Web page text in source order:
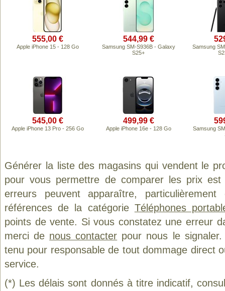
555,00 €
Apple iPhone 15 - 128 Go
544,99 €
Samsung SM-S936B - Galaxy
S25+
Samsung
545,00 €
Apple iPhone 13 Pro - 256 Go
499,99 €
Apple iPhone 16e - 128 Go
Samsung
Générer la liste des magasins qui vendent le
pour vous permettre de comparer les prix
erreurs peuvent apparaître,
références de la catégorie Téléphones
points de vente. Si vous constatez une erreur
merci de nous contacter pour nous le
tenu pour responsable de tout dommage direct
service.
(*) Les délais sont donnés à titre indicatif,